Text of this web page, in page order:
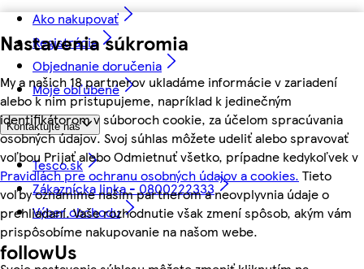
Nastavenia súkromia
My a našich 18 partnerov ukladáme informácie v zariadení
alebo k nim pristupujeme, napríklad k jedinečným
identifikátorom v súboroch cookie, za účelom spracúvania
osobných údajov. Svoj súhlas môžete udeliť alebo spravovať
voľbou Prijať alebo Odmietnuť všetko, prípadne kedykoľvek v
Pravidlách pre ochranu osobných údajov a cookies. Tieto
voľby oznámime našim partnerom a neovplyvnia údaje o
prehliadaní. Vaše rozhodnutie však zmení spôsob, akým vám
prispôsobíme nakupovanie na našom webe.
Ako nakupovať
Registrácia
Objednanie doručenia
Moje obľúbené
Kontaktujte nás
Tesco.sk
Zákaznícka linka - 0800222333
Výber obchodu
followUs